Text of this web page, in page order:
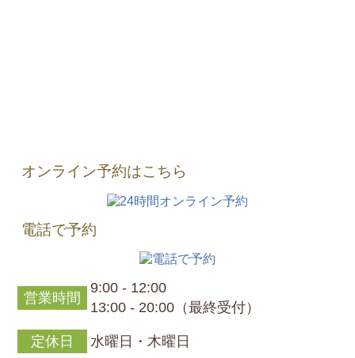
オンライン予約はこちら
電話で予約
営業時間
9:00 - 12:00
13:00 - 20:00（最終受付）
定休日 水曜日・木曜日